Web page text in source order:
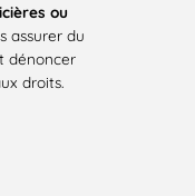
ou
assurer du
dénoncer
droits.